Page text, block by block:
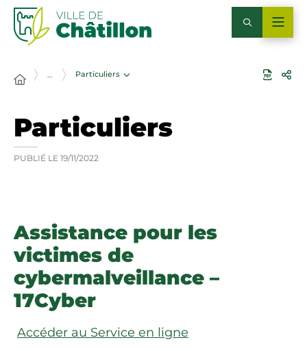
… Particuliers
Particuliers
PUBLIÉ LE 19/11/2022
Assistance pour les
victimes de
cybermalveillance –
17Cyber
Accéder au Service en ligne